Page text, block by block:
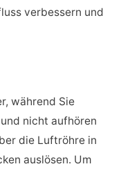
verbessern und
während Sie
nicht aufhören
die Luftröhre in
auslösen. Um